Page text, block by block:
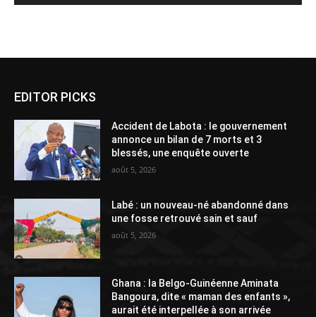
EDITOR PICKS
Accident de Labota : le gouvernement
annonce un bilan de 7 morts et 3
blessés, une enquête ouverte
août 5, 2026
Labé : un nouveau-né abandonné dans
une fosse retrouvé sain et sauf
août 5, 2026
Ghana : la Belgo-Guinéenne Aminata
Bangoura, dite « maman des enfants »,
aurait été interpellée à son arrivée